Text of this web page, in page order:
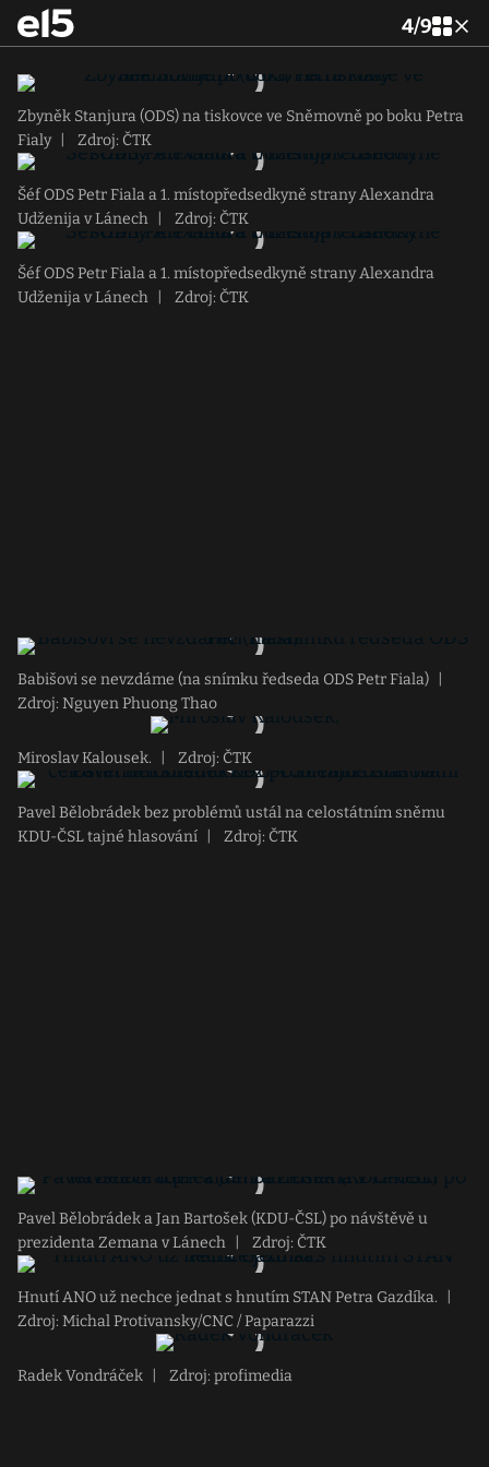
4/9
Zbyněk Stanjura (ODS) na tiskovce ve Sněmovně po boku Petra
Fialy
Zdroj: ČTK
Šéf ODS Petr Fiala a 1. místopředsedkyně strany Alexandra
Udženija v Lánech
Zdroj: ČTK
Šéf ODS Petr Fiala a 1. místopředsedkyně strany Alexandra
Udženija v Lánech
Zdroj: ČTK
Babišovi se nevzdáme (na snímku ředseda ODS Petr Fiala)
Zdroj: Nguyen Phuong Thao
Miroslav Kalousek. Zdroj: ČTK
Pavel Bělobrádek bez problémů ustál na celostátním sněmu
KDU-ČSL tajné hlasování
Zdroj: ČTK
Pavel Bělobrádek a Jan Bartošek (KDU-ČSL) po návštěvě u
prezidenta Zemana v Lánech
Zdroj: ČTK
Hnutí ANO už nechce jednat s hnutím STAN Petra Gazdíka.
Zdroj: Michal Protivansky/CNC / Paparazzi
Radek Vondráček Zdroj: profimedia